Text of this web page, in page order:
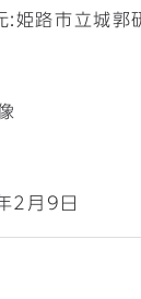
:姫路市立城郭
2月9日